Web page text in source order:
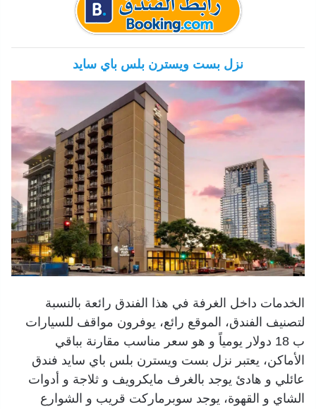
نزل بست ويسترن بلس باي سايد
الخدمات داخل الغرفة في هذا الفندق رائعة بالنسبة
لتصنيف الفندق، الموقع رائع، يوفرون مواقف للسيارات
ب 18 دولار يومياً و هو سعر مناسب مقارنة بباقي
الأماكن، يعتبر نزل بست ويسترن بلس باي سايد فندق
عائلي و هادئ يوجد بالغرف مايكرويف و ثلاجة و أدوات
الشاي و القهوة، يوجد سوبرماركت قريب و الشوارع